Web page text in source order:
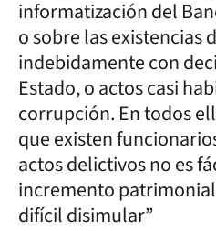
informatización del
o sobre las existencias
indebidamente con
Estado, o actos casi
corrupción. En todos
que existen
actos delictivos no es
incremento
difícil disimular”